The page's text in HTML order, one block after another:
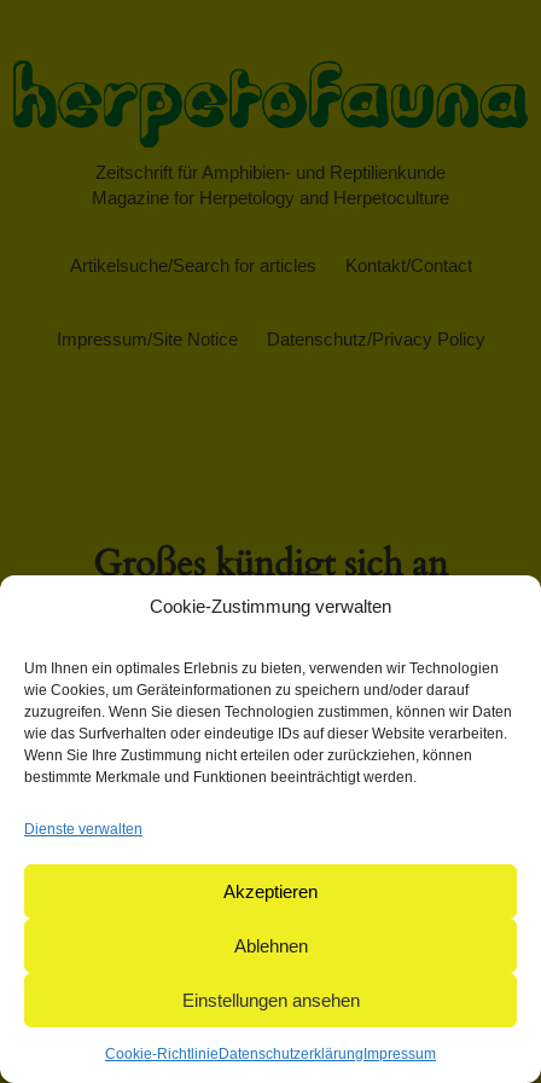
Cookie-Zustimmung verwalten
Um Ihnen ein optimales Erlebnis zu bieten, verwenden wir Technologien
wie Cookies, um Geräteinformationen zu speichern und/oder darauf
zuzugreifen. Wenn Sie diesen Technologien zustimmen, können wir Daten
wie das Surfverhalten oder eindeutige IDs auf dieser Website verarbeiten.
Wenn Sie Ihre Zustimmung nicht erteilen oder zurückziehen, können
bestimmte Merkmale und Funktionen beeinträchtigt werden.
Dienste verwalten
Akzeptieren
Ablehnen
Einstellungen ansehen
Cookie-Richtlinie Datenschutzerklärung Impressum
Zeitschrift für Amphibien- und Reptilienkunde
Magazine for Herpetology and Herpetoculture
Artikelsuche/Search for articles Kontakt/Contact
Impressum/Site Notice Datenschutz/Privacy Policy
Großes kündigt sich an
Hier bahnt sich etwas Großes an! Unser Shop ist in Arbeit
und wird bald veröffentlicht!
© 2004-2026: herpetofauna Verlags-GmbH | Postfach 11 10 |
71365 Weinstadt | Germany